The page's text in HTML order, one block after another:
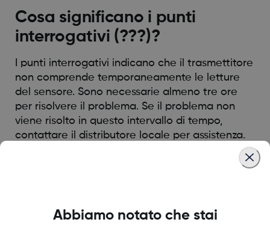
Cosa significano i punti
interrogativi (???)?
I punti interrogativi indicano che il trasmettitore
non comprende temporaneamente le letture
del sensore. Sono necessarie almeno tre ore
per risolvere il problema. Se il problema non
viene risolto in questo intervallo di tempo,
contattare il distributore locale per assistenza.
Abbiamo notato che stai